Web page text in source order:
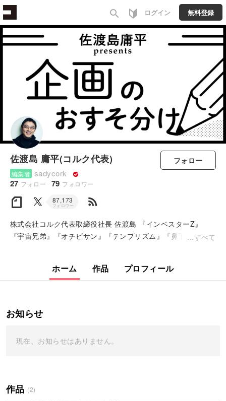
search ログイン 無料登録
佐渡島 庸平(コルク代表)
編集者 sadycork
27 フォロー 79 フォロワー
フォロー
87,173
フォロワー rss_feed
株式会社コルク代表取締役社長 佐渡島 『インベスターZ』
『宇宙兄弟』『オチビサン』『テンプリズム』『鼻下長紳士回
すべて
ホーム 作品 プロフィール
お知らせ
現在、お知らせはありません。
作品 (2)